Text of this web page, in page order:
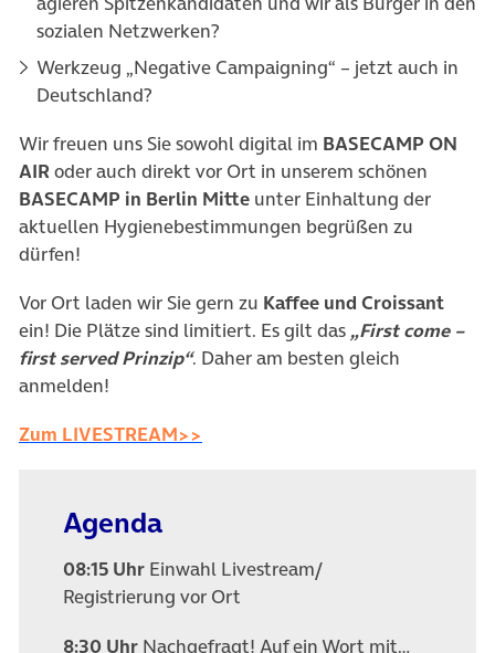
sozialen Netzwerken?
Werkzeug „Negative Campaigning“ – jetzt auch in
Deutschland?
Wir freuen uns Sie sowohl digital im BASECAMP ON
AIR oder auch direkt vor Ort in unserem schönen
BASECAMP in Berlin Mitte unter Einhaltung der
aktuellen Hygienebestimmungen begrüßen zu
dürfen!
Vor Ort laden wir Sie gern zu Kaffee und Croissant
ein! Die Plätze sind limitiert. Es gilt das „First come –
first served Prinzip“. Daher am besten gleich
anmelden!
Zum LIVESTREAM>>
Agenda
08:15 Uhr Einwahl Livestream/
Registrierung vor Ort
8:30 Uhr Nachgefragt! Auf ein Wort mit…